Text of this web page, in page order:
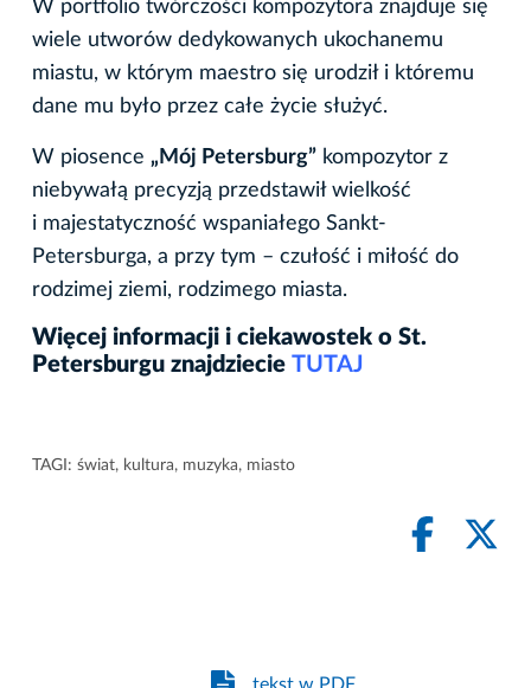
W portfolio twórczości kompozytora znajduje się
wiele utworów dedykowanych ukochanemu
miastu, w którym maestro się urodził i któremu
dane mu było przez całe życie służyć.
W piosence „Mój Petersburg” kompozytor z
niebywałą precyzją przedstawił wielkość
i majestatyczność wspaniałego Sankt-
Petersburga, a przy tym – czułość i miłość do
rodzimej ziemi, rodzimego miasta.
Więcej informacji i ciekawostek o St.
Petersburgu znajdziecie TUTAJ
TAGI: świat, kultura, muzyka, miasto